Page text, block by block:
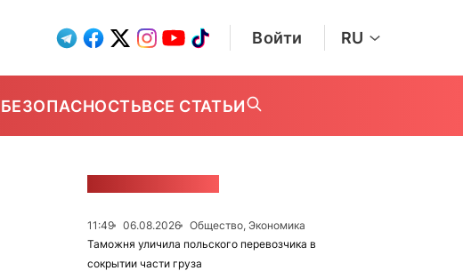
Войти RU
БЕЗОПАСНОСТЬВСЕ СТАТЬИ
11:49 06.08.2026
Общество, Экономика
Таможня уличила польского перевозчика в
сокрытии части груза